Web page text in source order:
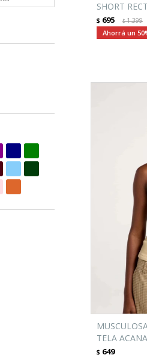
SHORT
$ 695 $1.399
50
TELA
$ 649